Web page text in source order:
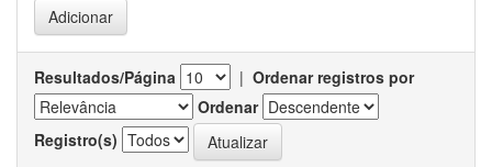
Resultados/Página | Ordenar registros por
Ordenar
Registro(s)